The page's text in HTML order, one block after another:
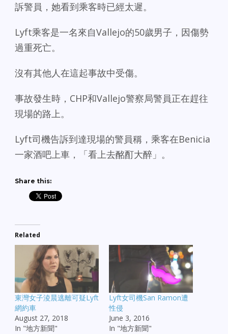
訴警員，她看到乘客時已經太遲。
Lyft乘客是一名來自Vallejo的50歲男子，因傷勢
過重死亡。
沒有其他人在這起事故中受傷。
事故發生時，CHP和Vallejo警察局警員正在趕往
現場的路上。
Lyft司機告訴到達現場的警員稱，乘客在Benicia
一家酒吧上車，「看上去酩酊大醉」。
Share this:
Related
東灣女子淩晨逃離可疑Lyft
網約車
August 27, 2018
In "地方新聞"
Lyft女司機San Ramon遭
性侵
June 3, 2016
In "地方新聞"